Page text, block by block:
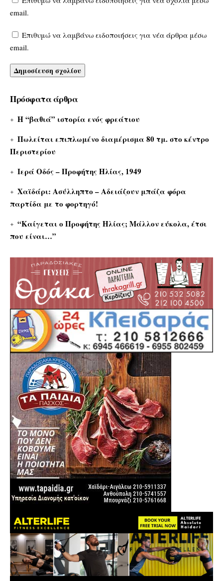
email.
Επιθυμώ να λαμβάνω ειδοποιήσεις για νέα άρθρα μέσω
email.
Πρόσφατα άρθρα
Η “βαθιά” ιστορία ενός φρεάτιου
Πωλείται επιπλωμένο διαμέρισμα 80 τμ. στο κέντρο
Περιστερίου
Ιερά Οδός – Προφήτης Ηλίας, 1949
Χαϊδάρι: Ασύλληπτο – Αδειάζουν μπάζα φόρα
παρτίδα με το φορτηγό!
“Καίγεται ο Προφήτης Ηλίας; Μάλλον εύκολα, έτσι
που είναι…”